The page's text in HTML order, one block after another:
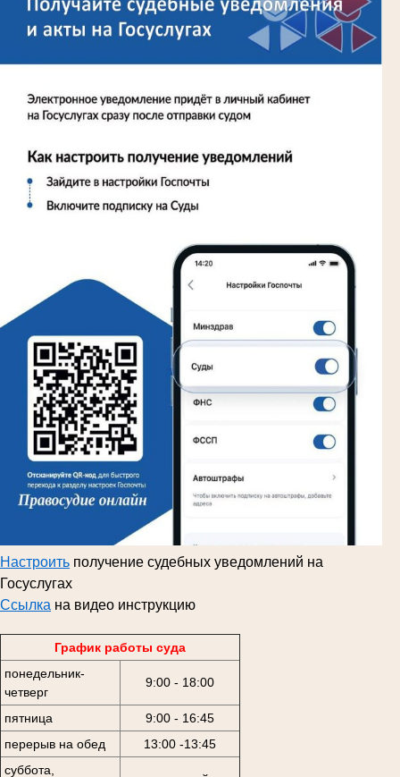
Настроить получение судебных уведомлений на
Госуслугах
Ссылка на видео инструкцию
График работы суда
понедельник-
четверг
9:00 - 18:00
пятница
9:00 - 16:45
перерыв на обед
13:00 -13:45
суббота,